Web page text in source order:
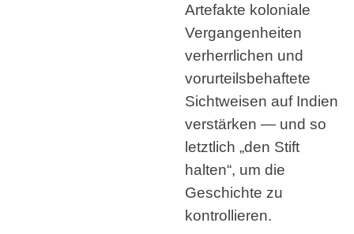
Artefakte koloniale
Vergangenheiten
verherrlichen und
vorurteilsbehaftete
Sichtweisen auf Indien
verstärken — und so
letztlich „den Stift
halten“, um die
Geschichte zu
kontrollieren.